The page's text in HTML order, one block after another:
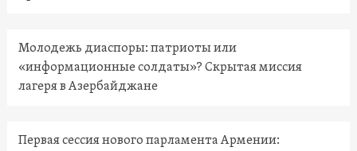
Молодежь диаспоры: патриоты или
«информационные солдаты»? Скрытая миссия
лагеря в Азербайджане
Первая сессия нового парламента Армении: